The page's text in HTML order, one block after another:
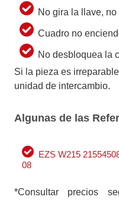
No gira la llave, no
Cuadro no
No desbloquea la
Si la pieza es
unidad de intercambio.
Algunas de las
EZS W215
08
*Consultar precios